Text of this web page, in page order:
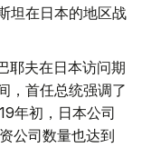
坦在日本的地区战
耶夫在日本访问期
，首任总统强调了
年初，日本公司
公司数量也达到